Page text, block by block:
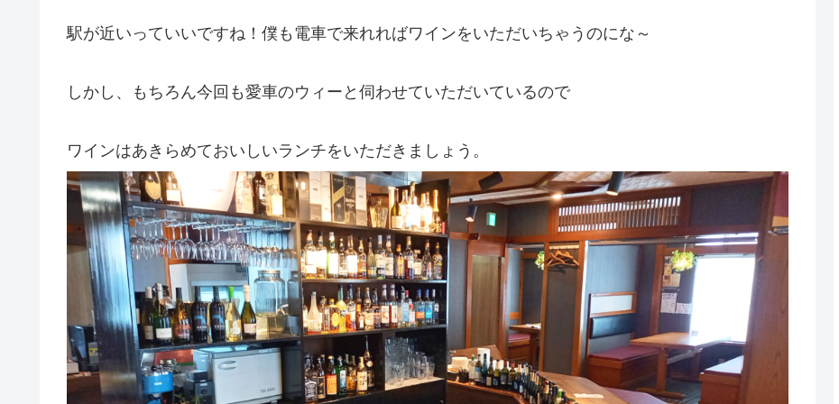
駅が近いっていいですね！僕も電車で来れればワインをいただいちゃうのにな～
しかし、もちろん今回も愛車のウィーと伺わせていただいているので
ワインはあきらめておいしいランチをいただきましょう。